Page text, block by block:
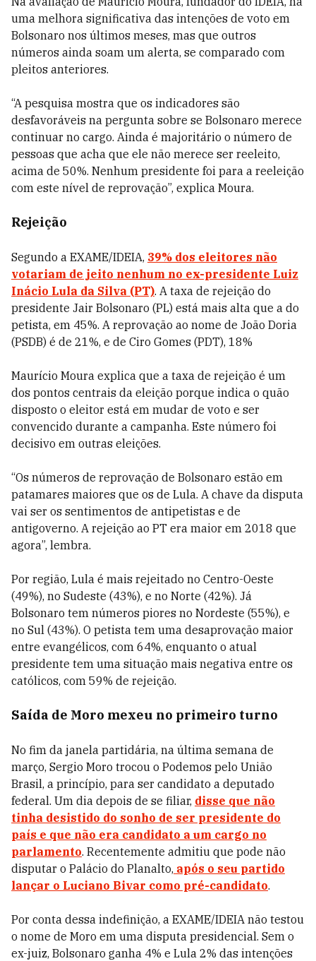
uma melhora significativa das intenções de voto em
Bolsonaro nos últimos meses, mas que outros
números ainda soam um alerta, se comparado com
pleitos anteriores.
“A pesquisa mostra que os indicadores são
desfavoráveis na pergunta sobre se Bolsonaro merece
continuar no cargo. Ainda é majoritário o número de
pessoas que acha que ele não merece ser reeleito,
acima de 50%. Nenhum presidente foi para a reeleição
com este nível de reprovação”, explica Moura.
Rejeição
Segundo a EXAME/IDEIA, 39% dos eleitores não
votariam de jeito nenhum no ex-presidente Luiz
Inácio Lula da Silva (PT). A taxa de rejeição do
presidente Jair Bolsonaro (PL) está mais alta que a do
petista, em 45%. A reprovação ao nome de João Doria
(PSDB) é de 21%, e de Ciro Gomes (PDT), 18%
Maurício Moura explica que a taxa de rejeição é um
dos pontos centrais da eleição porque indica o quão
disposto o eleitor está em mudar de voto e ser
convencido durante a campanha. Este número foi
decisivo em outras eleições.
“Os números de reprovação de Bolsonaro estão em
patamares maiores que os de Lula. A chave da disputa
vai ser os sentimentos de antipetistas e de
antigoverno. A rejeição ao PT era maior em 2018 que
agora”, lembra.
Por região, Lula é mais rejeitado no Centro-Oeste
(49%), no Sudeste (43%), e no Norte (42%). Já
Bolsonaro tem números piores no Nordeste (55%), e
no Sul (43%). O petista tem uma desaprovação maior
entre evangélicos, com 64%, enquanto o atual
presidente tem uma situação mais negativa entre os
católicos, com 59% de rejeição.
Saída de Moro mexeu no primeiro turno
No fim da janela partidária, na última semana de
março, Sergio Moro trocou o Podemos pelo União
Brasil, a princípio, para ser candidato a deputado
federal. Um dia depois de se filiar, disse que não
tinha desistido do sonho de ser presidente do
país e que não era candidato a um cargo no
parlamento. Recentemente admitiu que pode não
disputar o Palácio do Planalto, após o seu partido
lançar o Luciano Bivar como pré-candidato.
Por conta dessa indefinição, a EXAME/IDEIA não testou
o nome de Moro em uma disputa presidencial. Sem o
ex-juiz, Bolsonaro ganha 4% e Lula 2% das intenções